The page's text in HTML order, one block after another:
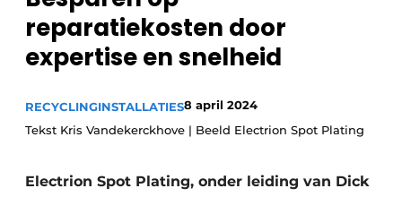
recyclingstroom in België
Vacature aanmelden
Vacatures
Video’s
Safety First
Kranen
Recyclinginstallaties
Detectieapparatuur
reparatiekosten door
expertise en snelheid
RECYCLINGINSTALLATIES8 april 2024
Tekst Kris Vandekerckhove | Beeld Electrion Spot Plating
Electrion Spot Plating, onder leiding van Dick